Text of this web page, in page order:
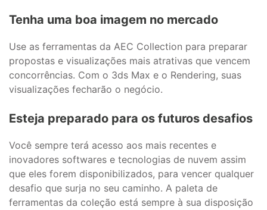
Tenha uma boa imagem no mercado
Use as ferramentas da AEC Collection para preparar
propostas e visualizações mais atrativas que vencem
concorrências. Com o 3ds Max e o Rendering, suas
visualizações fecharão o negócio.
Esteja preparado para os futuros desafios
Você sempre terá acesso aos mais recentes e
inovadores softwares e tecnologias de nuvem assim
que eles forem disponibilizados, para vencer qualquer
desafio que surja no seu caminho. A paleta de
ferramentas da coleção está sempre à sua disposição